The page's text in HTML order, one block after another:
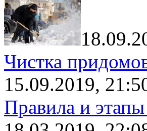
Чистка
15.09.2019,
Правила и